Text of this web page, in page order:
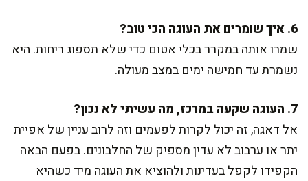
6. איך שומרים את העוגה הכי טוב?
שמרו אותה במקרר בכלי אטום כדי שלא תספוג ריחות. היא
נשמרת עד חמישה ימים במצב מעולה.
7. העוגה שקעה במרכז, מה עשיתי לא נכון?
אל דאגה, זה יכול לקרות לפעמים וזה לרוב עניין של אפיית
יתר או ערבוב לא עדין מספיק של החלבונים. בפעם הבאה
הקפידו לקפל בעדינות ולהוציא את העוגה מיד כשהיא